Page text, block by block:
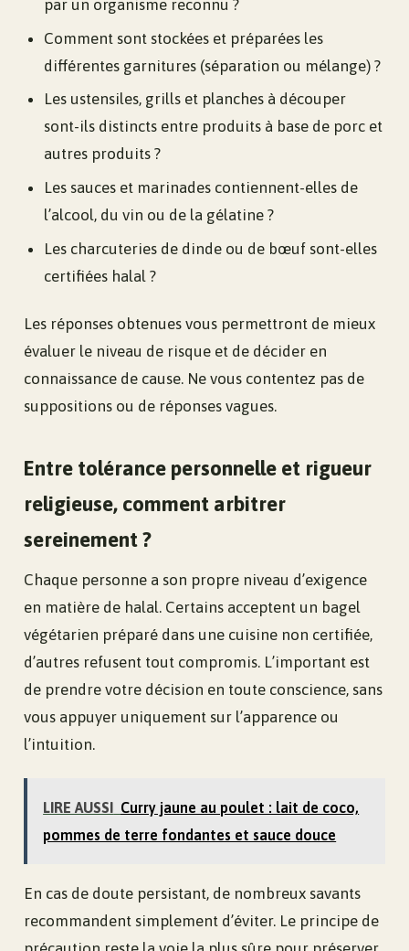
par un organisme reconnu ?
Comment sont stockées et préparées les
différentes garnitures (séparation ou mélange) ?
Les ustensiles, grills et planches à découper
sont-ils distincts entre produits à base de porc et
autres produits ?
Les sauces et marinades contiennent-elles de
l’alcool, du vin ou de la gélatine ?
Les charcuteries de dinde ou de bœuf sont-elles
certifiées halal ?
Les réponses obtenues vous permettront de mieux
évaluer le niveau de risque et de décider en
connaissance de cause. Ne vous contentez pas de
suppositions ou de réponses vagues.
Entre tolérance personnelle et rigueur
religieuse, comment arbitrer
sereinement ?
Chaque personne a son propre niveau d’exigence
en matière de halal. Certains acceptent un bagel
végétarien préparé dans une cuisine non certifiée,
d’autres refusent tout compromis. L’important est
de prendre votre décision en toute conscience, sans
vous appuyer uniquement sur l’apparence ou
l’intuition.
LIRE AUSSI Curry jaune au poulet : lait de coco,
pommes de terre fondantes et sauce douce
En cas de doute persistant, de nombreux savants
recommandent simplement d’éviter. Le principe de